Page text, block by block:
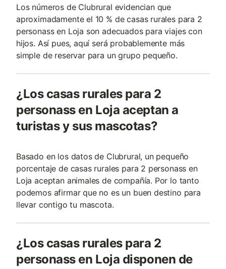
Los números de Clubrural evidencian que
aproximadamente el 10 % de casas rurales para 2
personass en Loja son adecuados para viajes con
hijos. Así pues, aquí será probablemente más
simple de reservar para un grupo pequeño.
¿Los casas rurales para 2
personass en Loja aceptan a
turistas y sus mascotas?
Basado en los datos de Clubrural, un pequeño
porcentaje de casas rurales para 2 personass en
Loja aceptan animales de compañía. Por lo tanto
podemos afirmar que no es un buen destino para
llevar contigo tu mascota.
¿Los casas rurales para 2
personass en Loja disponen de